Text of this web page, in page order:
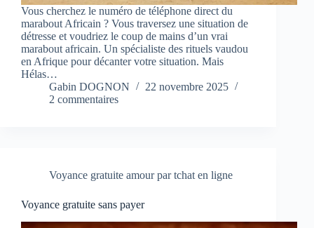
Vous cherchez le numéro de téléphone direct du
marabout Africain ? Vous traversez une situation de
détresse et voudriez le coup de mains d’un vrai
marabout africain. Un spécialiste des rituels vaudou
en Afrique pour décanter votre situation. Mais
Hélas…
Gabin DOGNON
22 novembre 2025
2 commentaires
Voyance gratuite amour par tchat en ligne
Voyance gratuite sans payer